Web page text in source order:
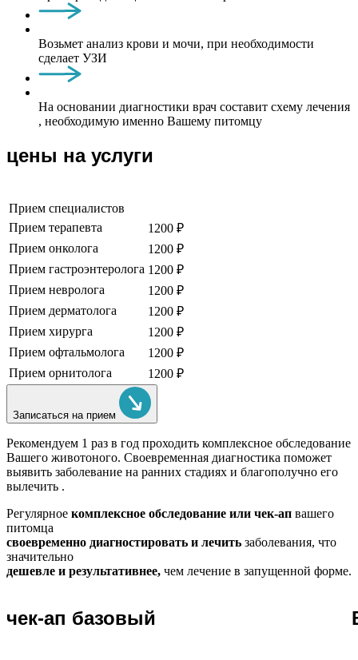
Возьмет анализ крови и мочи, при необходимости
сделает УЗИ
На основании диагностики врач составит схему лечения
, необходимую именно Вашему питомцу
цены на услуги
Прием специалистов
Прием терапевта
1200 ₽
Прием онколога
1200 ₽
Прием гастроэнтеролога 1200 ₽
Прием невролога
1200 ₽
Прием дерматолога
1200 ₽
Прием хирурга
1200 ₽
Прием офтальмолога
1200 ₽
Прием орнитолога
1200 ₽
Записаться на прием
Рекомендуем 1 раз в год проходить комплексное обследование
Вашего животоного. Своевременная диагностика поможет
выявить заболевание на ранних стадиях и благополучно его
вылечить .
Регулярное комплексное обследование или чек-ап вашего
питомца
своевременно диагностировать и лечить заболевания, что
значительно
дешевле и результативнее, чем лечение в запущенной форме.
чек-ап базовый